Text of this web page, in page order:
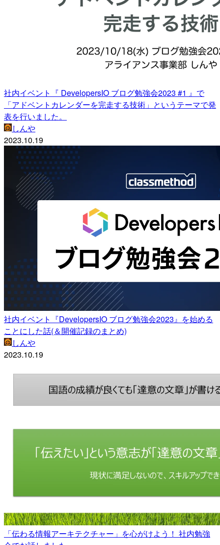
社内イベント『 DevelopersIO ブログ勉強会2023 #1 』で
「アドベントカレンダーを完走する技術」というテーマで発
表を行いました。
しんや
2023.10.19
社内イベント『DevelopersIO ブログ勉強会2023』を始める
ことにした話(＆開催記録のまとめ)
しんや
2023.10.19
「伝わる情報アーキテクチャー」を心がけよう！ 社内勉強